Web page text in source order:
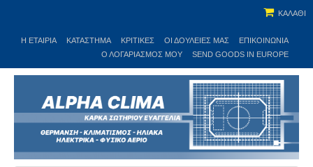
ΚΑΛΑΘΙ
Η ΕΤΑΙΡΊΑ ΚΑΤΆΣΤΗΜΑ ΚΡΙΤΙΚΕΣ ΟΙ ΔΟΥΛΕΙΈΣ ΜΑΣ
ΕΠΙΚΟΙΝΩΝΊΑ
Ο ΛΟΓΑΡΙΑΣΜΌΣ ΜΟΥ
SEND GOODS IN EUROPE